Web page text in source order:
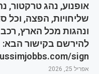
אופנוע, נהג טרקטור,
שליחויות, הפצה, וכל
ונהגות מכל הארץ,
להירשם בקישור הבא:
sign/
אפריל 25, 2026